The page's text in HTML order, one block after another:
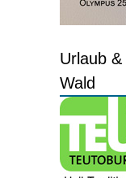
Urlaub
Wald